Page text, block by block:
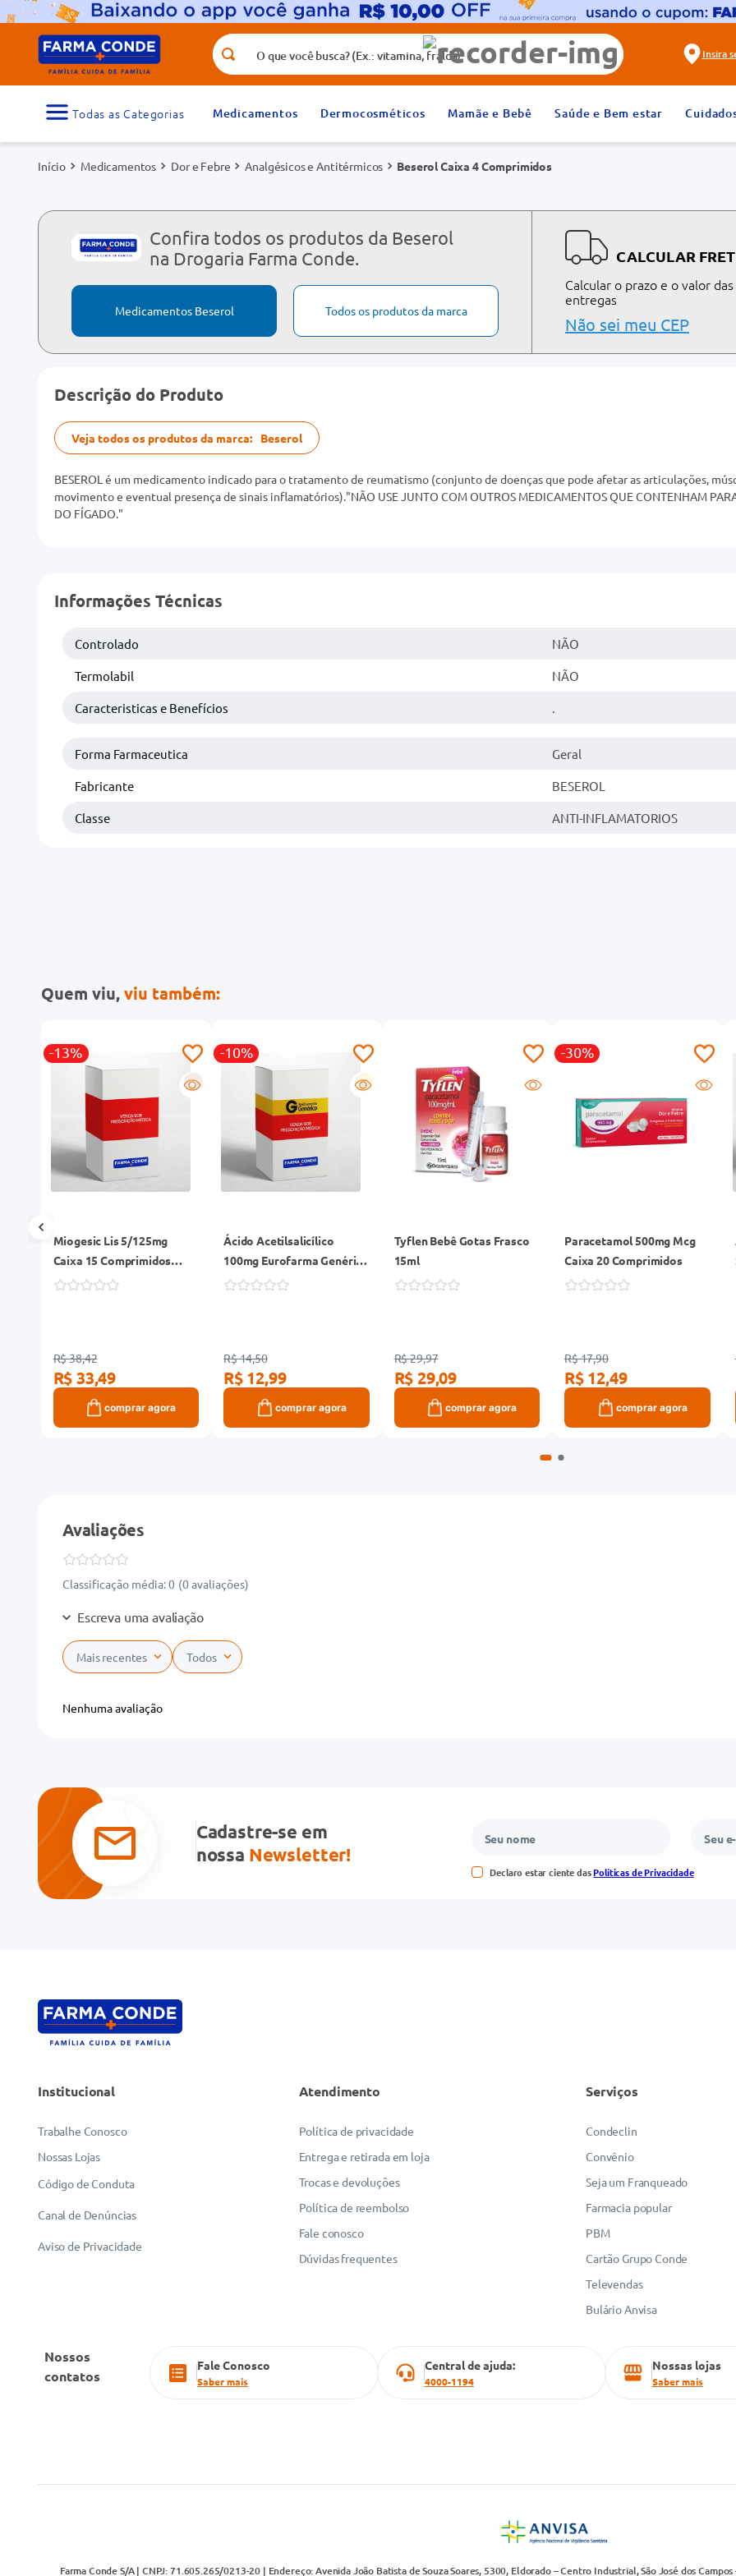
O que você busca? (Ex.: vitamina, fralda)
Insira
Medicamentos Dermocosméticos Mamãe e Bebê Saúde e Bem estar
Medicamentos Dor e Febre Analgésicos e Antitérmicos Beserol Caixa 4 Comprimidos
Confira todos os produtos da Beserol
na Drogaria Farma Conde.
Medicamentos Beserol Todos os produtos da marca
CALCULAR
Calcular o prazo e o valor das
entregas
Não sei meu CEP
Descrição do Produto
Veja todos os produtos da marca: Beserol
BESEROL é um medicamento indicado para o tratamento de reumatismo (conjunto de doenças que pode afetar as articulações,
movimento e eventual presença de sinais inflamatórios)."NÃO USE JUNTO COM OUTROS MEDICAMENTOS QUE CONTENHAM
DO FÍGADO."
Informações Técnicas
Controlado NÃO
Termolabil NÃO
Caracteristicas e Benefícios
Forma Farmaceutica Geral
Fabricante BESEROL
Classe ANTI-INFLAMATORIOS
Quem viu,viu também:
-13%
R
Miogesic Lis 5/125mg
Caixa 15 Comprimidos
Revestidos
R$ 38,42
R$ 33,49
comprar agora
-10%
G
Ácido Acetilsalicílico
100mg Eurofarma Genérico
30 Comprimidos
R$ 14,50
R$ 12,99
comprar agora
Tyflen Bebê Gotas Frasco
15ml
R$ 29,97
R$ 29,09
comprar agora
-30%
Paracetamol 500mg Mcg
Caixa 20 Comprimidos
R$ 17,90
R$ 12,49
comprar agora
Avaliações
Classificação média: 0 (0 avaliações)
Escreva uma avaliação
Adicionar avaliação
Avalie o produto de 1 a 5 estrelas
★★★
Seu nome
Mais recentes Todos
Nenhuma avaliação
Cadastre-se em
nossa Newsletter!
Declaro estar ciente dasPolíticas de Privacidade
Institucional
Trabalhe Conosco
Nossas Lojas
Código de Conduta
Canal de Denúncias
Aviso de Privacidade
Atendimento
Política de privacidade
Entrega e retirada em loja
Trocas e devoluções
Política de reembolso
Fale conosco
Dúvidas frequentes
Serviços
Condeclin
Convênio
Seja um Franqueado
Farmacia popular
PBM
Cartão Grupo Conde
Televendas
Bulário Anvisa
Nossos
contatos
Fale Conosco
Saber mais
Central de ajuda:
4000-1194
Nossas lojas
Saber mais
Farma Conde S/A | CNPJ: 71.605.265/0213-20 | Endereço: Avenida João Batista de Souza Soares, 5300, Eldorado – Centro Industrial, São José dos
Termos mais buscados
1
medicamento 2º
fralda
5º dipirona 6 º
absorvente